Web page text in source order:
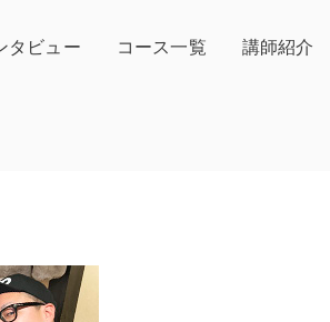
タビュー コース一覧 講師紹介